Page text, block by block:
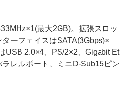
最大2GB)。拡張スロッ
ーフェイスはSATA(3Gbps)×
USB 2.0×4、PS/2×2、Gigabit Et
レルポート、ミニD-Sub15ピン